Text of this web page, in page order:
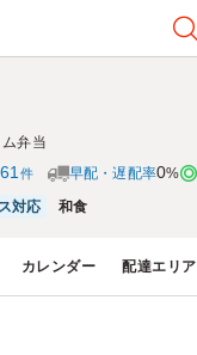
弁当
件 早配・遅配率0%
対応 和食
カレンダー 配達エリア